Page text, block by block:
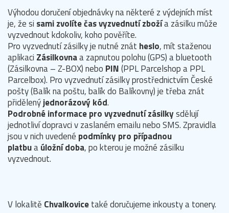
Výhodou doručení objednávky na některé z výdejních míst
je, že si sami zvolíte čas vyzvednutí zbožía zásilku může
vyzvednout kdokoliv, koho pověříte.
Pro vyzvednutí zásilky je nutné znát heslo, mít staženou
aplikaci Zásilkovnaa zapnutou polohu (GPS) a bluetooth
(Zásilkovna – Z-BOX) nebo PIN(PPL Parcelshop a PPL
Parcelbox). Pro vyzvednutí zásilky prostřednictvím České
pošty (Balík na poštu, balík do Balíkovny) je třeba znát
přidělenýjednorázový kód.
Podrobné informace pro vyzvednutí zásilkysdělují
jednotliví dopravci v zaslaném emailu nebo SMS. Zpravidla
jsou v nich uvedené podmínky pro případnou
platbuaúložní doba, po kterou je možné zásilku
vyzvednout.
V lokalitě Chvalkovicetaké doručujeme inkousty a tonery.